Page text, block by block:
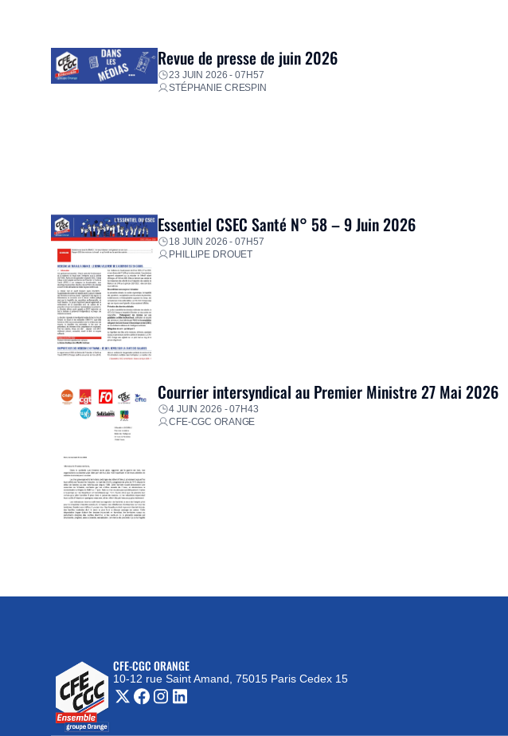
Revue de presse de juin 2026
23 JUIN 2026 - 07H57
STÉPHANIE CRESPIN
Essentiel CSEC Santé N° 58 – 9 Juin 2026
18 JUIN 2026 - 07H57
PHILLIPE DROUET
Courrier intersyndical au Premier Ministre 27 Mai 2026
4 JUIN 2026 - 07H43
CFE-CGC ORANGE
CFE-CGC ORANGE
10-12 rue Saint Amand, 75015 Paris Cedex 15
(nouvelle fenêtre)